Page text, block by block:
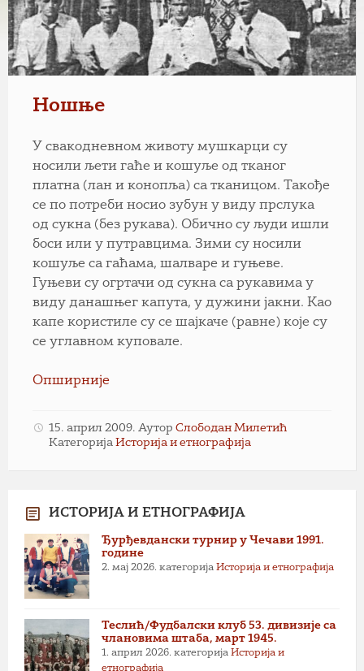
Ношње
У свакодневном животу мушкарци су
носили љети гаће и кошуље од тканог
платна (лан и конопља) са тканицом. Такође
се по потреби носио зубун у виду прслука
од сукна (без рукава). Обично су људи ишли
боси или у путравцима. Зими су носили
кошуље са гаћама, шалваре и гуњеве.
Гуњеви су огртачи од сукна са рукавима у
виду данашњег капута, у дужини јакни. Као
капе користиле су се шајкаче (равне) које су
се углавном куповале.
Опширније
15. април 2009. Аутор Слободан Милетић
Категорија Историја и етнографија
ИСТОРИЈА И ЕТНОГРАФИЈА
Ђурђевдански турнир у Чечави 1991.
године
2. мај 2026. категорија Историја и етнографија
Теслић/Фудбалски клуб 53. дивизије са
члановима штаба, март 1945.
1. април 2026. категорија Историја и
етнографија